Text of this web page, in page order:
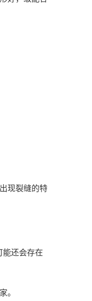
现裂缝的特
还会存在
。